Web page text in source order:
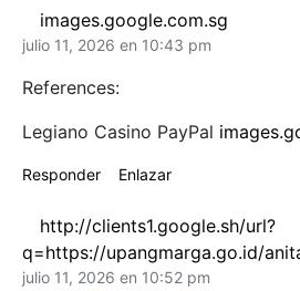
images.google.com.sg
julio 11, 2026 en 10:43 pm
References:
Legiano Casino PayPal
Responder Enlazar
http://clients1.google.sh/url?
q=https://upangmarga.go.id/
julio 11, 2026 en 10:52 pm